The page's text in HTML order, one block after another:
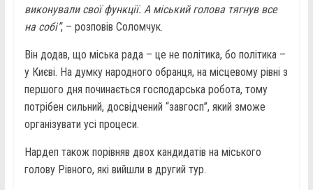
виконували свої функції. А міський голова тягнув все
на собі”, – розповів Соломчук.
Він додав, що міська рада – це не політика, бо політика –
у Києві. На думку народного обранця, на місцевому рівні з
першого дня починається господарська робота, тому
потрібен сильний, досвідчений “завгосп”, який зможе
організувати усі процеси.
Нардеп також порівняв двох кандидатів на міського
голову Рівного, які вийшли в другий тур.